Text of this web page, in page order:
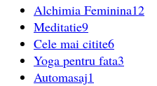
Alchimia Feminina12
Meditatie9
Cele mai citite6
Yoga pentru fata3
Automasaj1